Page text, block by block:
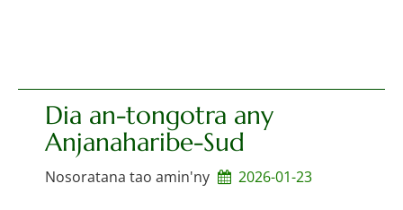
Dia an-tongotra any
Anjanaharibe-Sud
Nosoratana tao amin'ny 2026-01-23